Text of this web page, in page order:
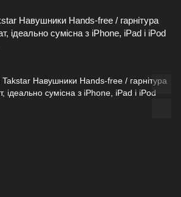
Навушники Hands-free / гарнітура
ідеально сумісна з iPhone, iPad і iPod